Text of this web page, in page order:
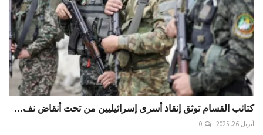
كتائب القسام توثق إنقاذ أسرى إسرائيليين من تحت أنقاض نف...
أبريل 26, 2025 0